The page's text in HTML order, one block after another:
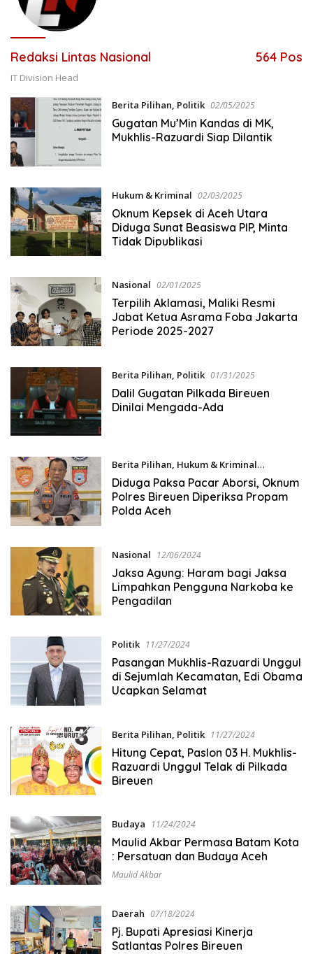
Redaksi Lintas Nasional 564 Pos
IT Division Head
Berita Pilihan, Politik 02/05/2025
Gugatan Mu’Min Kandas di MK,
Mukhlis-Razuardi Siap Dilantik
Hukum & Kriminal 02/03/2025
Oknum Kepsek di Aceh Utara
Diduga Sunat Beasiswa PIP, Minta
Tidak Dipublikasi
Nasional 02/01/2025
Terpilih Aklamasi, Maliki Resmi
Jabat Ketua Asrama Foba Jakarta
Periode 2025-2027
Berita Pilihan, Politik 01/31/2025
Dalil Gugatan Pilkada Bireuen
Dinilai Mengada-Ada
Berita Pilihan, Hukum & Kriminal
01/29/2025
Diduga Paksa Pacar Aborsi, Oknum
Polres Bireuen Diperiksa Propam
Polda Aceh
Nasional 12/06/2024
Jaksa Agung: Haram bagi Jaksa
Limpahkan Pengguna Narkoba ke
Pengadilan
Politik 11/27/2024
Pasangan Mukhlis-Razuardi Unggul
di Sejumlah Kecamatan, Edi Obama
Ucapkan Selamat
Berita Pilihan Politik 11/27/2024
Hitung Cepat, Paslon 03 H. Mukhlis-
Razuardi Unggul Telak di Pilkada
Bireuen
Budaya 11/24/2024
Maulid Akbar Permasa Batam Kota
: Persatuan dan Budaya Aceh
Maulid Akbar
Daerah 07/18/2024
Pj. Bupati Apresiasi Kinerja
Satlantas Polres Bireuen